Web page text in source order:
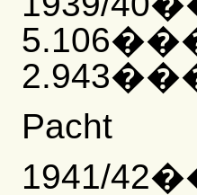
Pacht
1941/